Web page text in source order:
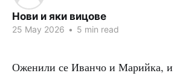
Нови и яки вицове
25 May 2026 • 5 min read
Оженили се Иванчо и Марийка, и